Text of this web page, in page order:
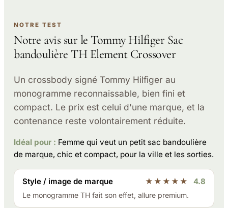
NOTRE TEST
Notre avis sur le Tommy Hilfiger Sac
bandoulière TH Element Crossover
Un crossbody signé Tommy Hilfiger au
monogramme reconnaissable, bien fini et
compact. Le prix est celui d'une marque, et la
contenance reste volontairement réduite.
Idéal pour : Femme qui veut un petit sac bandoulière
de marque, chic et compact, pour la ville et les sorties.
Style / image de marque ★★★★★ 4.8
Le monogramme TH fait son effet, allure premium.